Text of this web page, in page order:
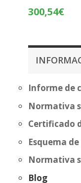
300,54€
Informe de
Normativa
Certificado
Esquema
Normativa
Blog